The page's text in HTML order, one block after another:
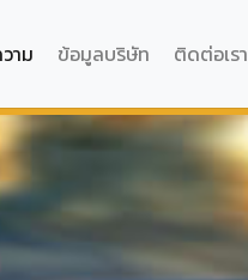
าม ข้อมูลบริษัท ติดต่อเรา